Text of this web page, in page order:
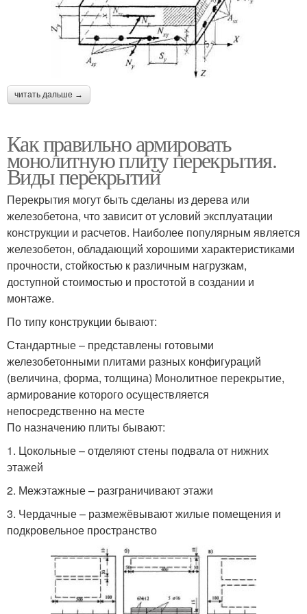
читать дальше →
Как правильно армировать
монолитную плиту перекрытия.
Виды перекрытий
Перекрытия могут быть сделаны из дерева или
железобетона, что зависит от условий эксплуатации
конструкции и расчетов. Наиболее популярным является
железобетон, обладающий хорошими характеристиками
прочности, стойкостью к различным нагрузкам,
доступной стоимостью и простотой в создании и
монтаже.
По типу конструкции бывают:
Стандартные – представлены готовыми
железобетонными плитами разных конфигураций
(величина, форма, толщина) Монолитное перекрытие,
армирование которого осуществляется
непосредственно на месте
По назначению плиты бывают:
1. Цокольные – отделяют стены подвала от нижних
этажей
2. Межэтажные – разграничивают этажи
3. Чердачные – размежёвывают жилые помещения и
подкровельное пространство